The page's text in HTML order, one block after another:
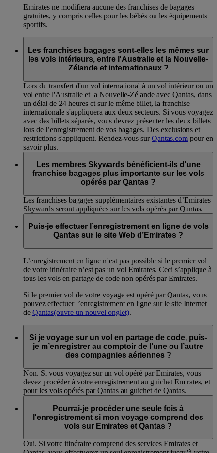
Emirates ne modifiera aucune des franchises de bagages
gratuites, y compris celles pour les bébés ou les équipements
sportifs.
Les franchises bagages sont-elles les mêmes sur
les vols intérieurs, entre l'Australie et la Nouvelle-
Zélande et internationaux ?
Lors du transfert d'un vol international à un vol intérieur ou un
vol entre l'Australie et la Nouvelle-Zélande avec Qantas, dans
un délai de 24 heures et sur le même billet, la franchise
internationale s'appliquera aux deux secteurs. Si vous voyagez
avec des billets séparés, vous devrez présenter les deux billets
lors de l’enregistrement de vos bagages. Des exclusions et
restrictions s'appliquent. Rendez-vous surQantas.com pour en
savoir plus.
Les membres Skywards bénéficient-ils d'une
franchise bagages plus importante sur les vols
opérés par Qantas ?
Les franchises bagages supplémentaires existantes d’Emirates
Skywards seront appliquées sur les vols opérés par Qantas.
Puis-je effectuer l’enregistrement en ligne de vols
Qantas sur le site Web d’Emirates ?
L’enregistrement en ligne n’est pas possible si le premier vol
de votre itinéraire n’est pas un vol Emirates. Ceci s’applique à
tous les vols en partage de code non opérés par Emirates.
Si le premier vol de votre voyage est opéré par Qantas, vous
pouvez effectuer l’enregistrement en ligne sur le site Internet
de Qantas(ouvre un nouvel onglet).
Si je voyage sur un vol en partage de code, puis-
je m’enregistrer au comptoir de l’une ou l’autre
des compagnies aériennes ?
Non. Si vous voyagez sur un vol opéré par Emirates, vous
devez procéder à votre enregistrement au guichet Emirates, et
pour les vols opérés par Qantas au guichet de Qantas.
Pourrai-je procéder une seule fois à
l'enregistrement si mon voyage comprend des
vols sur Emirates et Qantas ?
Oui. Si votre itinéraire comprend des services Emirates et